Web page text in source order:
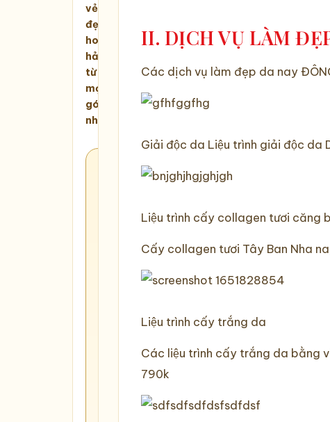
vẻ
đẹp
hoàn
hảo
từ
mọi
góc
nhìn
II. DỊCH VỤ LÀM
Các dịch vụ làm đẹp da nay
Giải độc da Liệu trình giải độc da
Liệu trình cấy collagen tươi căng
Cấy collagen tươi Tây Ban Nha
Liệu trình cấy trắng da
Các liệu trình cấy trắng da bằng
790k